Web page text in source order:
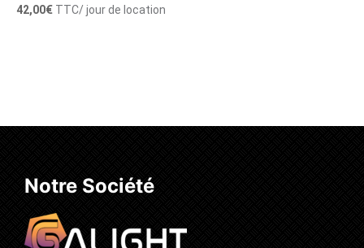
42,00€ TTC/ jour de location
Notre Société